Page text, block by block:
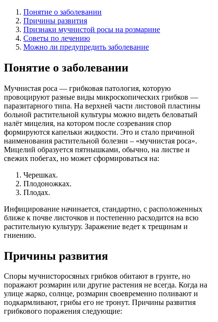
Понятие о заболевании
Причины развития
Признаки мучнистой росы на розмарине
Советы по лечению
Можно ли предупредить заболевание
Понятие о заболевании
Мучнистая роса — грибковая патология, которую
провоцируют разные виды микроскопических грибков —
паразитарного типа. На верхней части листовой пластины
больной растительной культуры можно видеть беловатый
налёт мицелия, на котором после созревания спор
формируются капельки жидкости. Это и стало причиной
наименования растительной болезни – «мучнистая роса».
Мицелий образуется пятнышками, обычно, на листве и
свежих побегах, но может сформироваться на:
Черешках.
Плодоножках.
Плодах.
Инфицирование начинается, стандартно, с расположенных
ближе к почве листочков и постепенно расходится на всю
растительную культуру. Заражение ведет к трещинам и
гниению.
Причины развития
Споры мучнисторосяных грибков обитают в грунте, но
поражают розмарин или другие растения не всегда. Когда на
улице жарко, солнце, розмарин своевременно поливают и
подкармливают, грибы его не тронут. Причины развития
грибкового поражения следующие: